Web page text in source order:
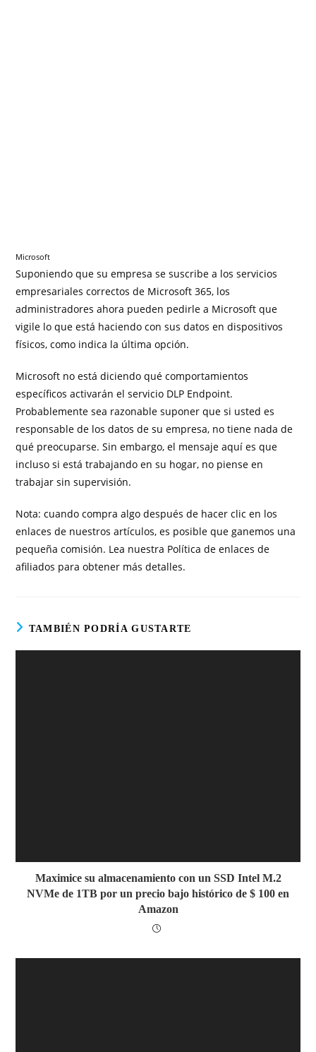
Microsoft
Suponiendo que su empresa se suscribe a los servicios
empresariales correctos de Microsoft 365, los
administradores ahora pueden pedirle a Microsoft que
vigile lo que está haciendo con sus datos en dispositivos
físicos, como indica la última opción.
Microsoft no está diciendo qué comportamientos
específicos activarán el servicio DLP Endpoint.
Probablemente sea razonable suponer que si usted es
responsable de los datos de su empresa, no tiene nada de
qué preocuparse. Sin embargo, el mensaje aquí es que
incluso si está trabajando en su hogar, no piense en
trabajar sin supervisión.
Nota: cuando compra algo después de hacer clic en los
enlaces de nuestros artículos, es posible que ganemos una
pequeña comisión. Lea nuestra Política de enlaces de
afiliados para obtener más detalles.
TAMBIÉN PODRÍA GUSTARTE
Maximice su almacenamiento con un SSD Intel M.2
NVMe de 1TB por un precio bajo histórico de $ 100 en
Amazon